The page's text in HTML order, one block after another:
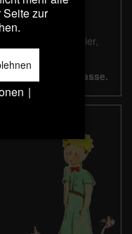
ab 50%, Schüler,
Pass.
an der Abendkasse.
zur
|